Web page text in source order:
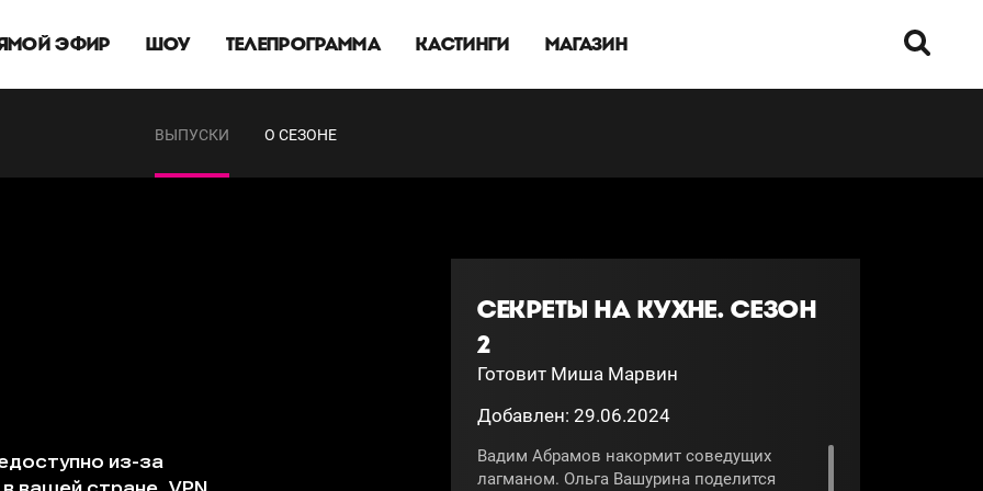
ЭФИР ШОУ ТЕЛЕПРОГРАММА КАСТИНГИ МАГАЗИН
ВЫПУСКИ О СЕЗОНЕ
СЕКРЕТЫ НА КУХНЕ. СЕЗОН
2
Готовит Миша Марвин
Добавлен: 29.06.2024
Вадим Абрамов накормит соведущих
лагманом. Ольга Вашурина поделится